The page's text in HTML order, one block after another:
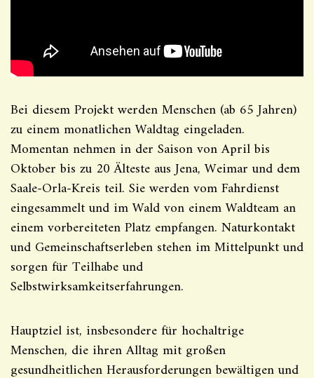
Bei diesem Projekt werden Menschen (ab 65 Jahren)
zu einem monatlichen Waldtag eingeladen.
Momentan nehmen in der Saison von April bis
Oktober bis zu 20 Älteste aus Jena, Weimar und dem
Saale-Orla-Kreis teil. Sie werden vom Fahrdienst
eingesammelt und im Wald von einem Waldteam an
einem vorbereiteten Platz empfangen. Naturkontakt
und Gemeinschaftserleben stehen im Mittelpunkt und
sorgen für Teilhabe und
Selbstwirksamkeitserfahrungen.
Hauptziel ist, insbesondere für hochaltrige
Menschen, die ihren Alltag mit großen
gesundheitlichen Herausforderungen bewältigen und